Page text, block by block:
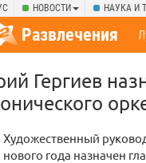
НОВОСТИ НАУКА И
Развлечения
Гергиев
Художественный
нового года назначен